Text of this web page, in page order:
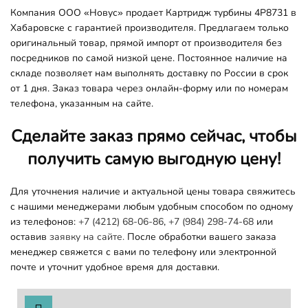
Компания ООО «Новус» продает Картридж турбины 4P8731 в
Хабаровске с гарантией производителя. Предлагаем только
оригинальный товар, прямой импорт от производителя без
посредников по самой низкой цене. Постоянное наличие на
складе позволяет нам выполнять доставку по России в срок
от 1 дня. Заказ товара через онлайн-форму или по номерам
телефона, указанным на сайте.
Сделайте заказ прямо сейчас, чтобы
получить самую выгодную цену!
Для уточнения наличие и актуальной цены товара свяжитесь
с нашими менеджерами любым удобным способом по одному
из телефонов: +7 (4212) 68-06-86, +7 (984) 298-74-68 или
оставив заявку на сайте. После обработки вашего заказа
менеджер свяжется с вами по телефону или электронной
почте и уточнит удобное время для доставки.